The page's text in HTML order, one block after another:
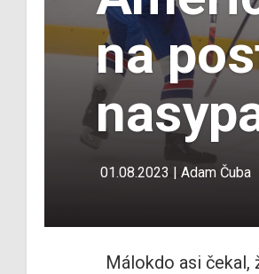
na
01.08.2023 | Adam Čuba
Málokdo asi čekal,